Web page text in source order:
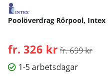
Poolöverdrag Rörpool, Intex
fr. 326 krOrdinarie pris:
fr. 699 kr
1-5 arbetsdagar